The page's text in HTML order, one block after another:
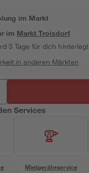
im Markt
im MarktTroisdorf
3 Tage für dich hinterlegt
in anderen Märkten
Services
Mietgeräteservice